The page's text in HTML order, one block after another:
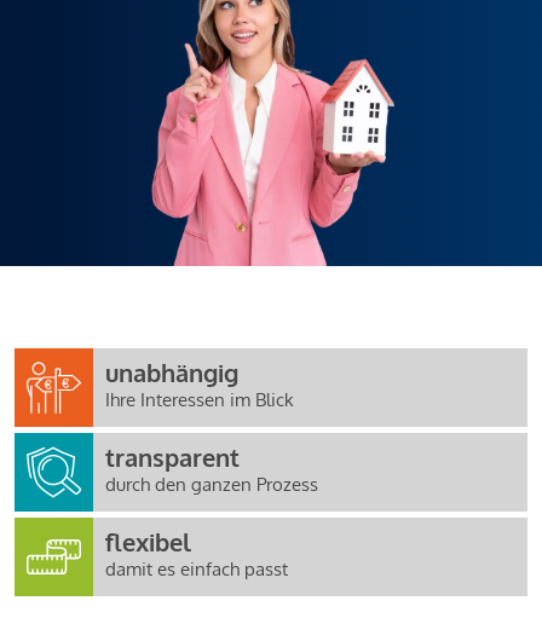
unabhängig
Ihre Interessen im Blick
transparent
durch den ganzen Prozess
flexibel
damit es einfach passt